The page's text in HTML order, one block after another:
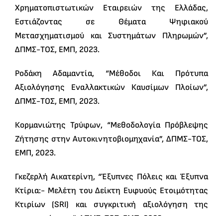
Χρηματοπιστωτικών Εταιρειών της Ελλάδας,
Εστιάζοντας σε Θέματα Ψηφιακού
Μετασχηματισμού και Συστημάτων Πληρωμών”,
ΔΠΜΣ-ΤΟΣ, ΕΜΠ, 2023.
Ροδάκη Αδαμαντία, “Μέθοδοι Και Πρότυπα
Αξιολόγησης Εναλλακτικών Καυσίμων Πλοίων”,
ΔΠΜΣ-ΤΟΣ, ΕΜΠ, 2023.
Κορμανιώτης Τρύφων, “Μεθοδολογία Πρόβλεψης
Ζήτησης στην Αυτοκινητοβιομηχανία”, ΔΠΜΣ-ΤΟΣ,
ΕΜΠ, 2023.
Γκεζερλή Αικατερίνη, “Έξυπνες Πόλεις και Έξυπνα
Κτίρια:- Μελέτη του Δείκτη Ευφυούς Ετοιμότητας
Κτιρίων (SRI) και συγκριτική αξιολόγηση της